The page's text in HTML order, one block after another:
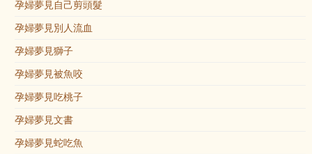
孕婦夢見自己剪頭髮
孕婦夢見別人流血
孕婦夢見獅子
孕婦夢見被魚咬
孕婦夢見吃桃子
孕婦夢見文書
孕婦夢見蛇吃魚